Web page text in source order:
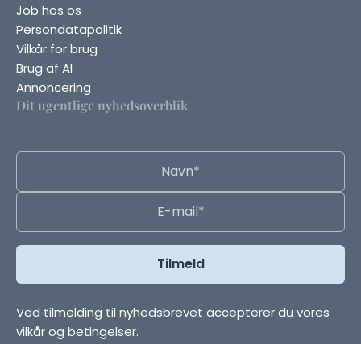
Job hos os
Persondatapolitik
Vilkår for brug
Brug af AI
Annoncering
Dit ugentlige nyhedsoverblik
Ved tilmelding til nyhedsbrevet accepterer du vores
vilkår og betingelser.